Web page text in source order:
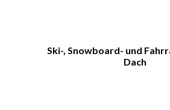
Ski-, Snowboard- und
Dach